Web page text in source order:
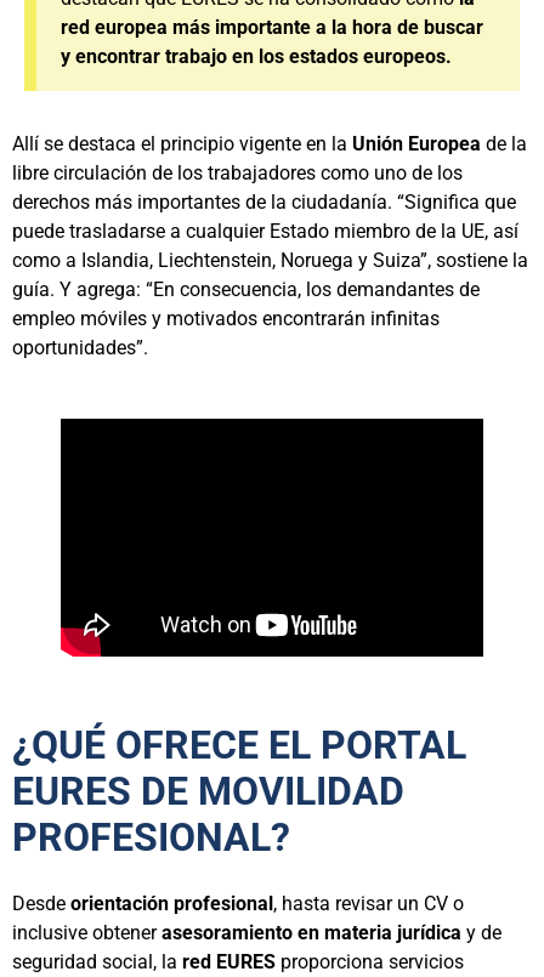
red europea más importante a la hora de buscar
y encontrar trabajo en los estados europeos.
Allí se destaca el principio vigente en la Unión Europea de la
libre circulación de los trabajadores como uno de los
derechos más importantes de la ciudadanía. “Significa que
puede trasladarse a cualquier Estado miembro de la UE, así
como a Islandia, Liechtenstein, Noruega y Suiza”, sostiene la
guía. Y agrega: “En consecuencia, los demandantes de
empleo móviles y motivados encontrarán infinitas
oportunidades”.
¿QUÉ OFRECE EL PORTAL
EURES DE MOVILIDAD
PROFESIONAL?
Desde orientación profesional, hasta revisar un CV o
inclusive obtenerasesoramiento en materia jurídica y de
seguridad social, la red EURES proporciona servicios